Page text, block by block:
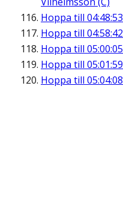
Hoppa till 04:48:53
Hoppa till 04:58:42
Hoppa till 05:00:05
Hoppa till 05:01:59
Hoppa till 05:04:08